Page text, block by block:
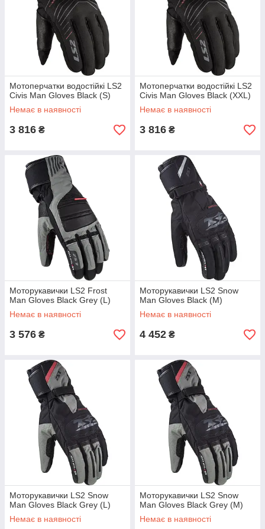
Мотоперчатки водостійкі LS2
Civis Man Gloves Black (S)
Немає в наявності
3 816 ₴
Мотоперчатки водостійкі LS2
Civis Man Gloves Black (XXL)
Немає в наявності
3 816 ₴
Моторукавички LS2 Frost
Man Gloves Black Grey (L)
Немає в наявності
3 576 ₴
Моторукавички LS2 Snow
Man Gloves Black (M)
Немає в наявності
4 452 ₴
Моторукавички LS2 Snow
Man Gloves Black Grey (L)
Немає в наявності
Моторукавички LS2 Snow
Man Gloves Black Grey (M)
Немає в наявності